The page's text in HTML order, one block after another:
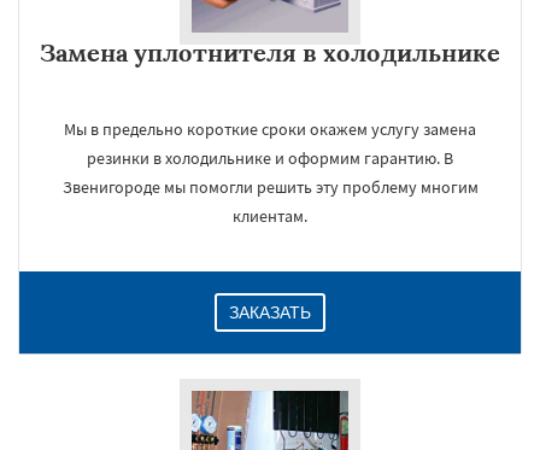
Замена уплотнителя в холодильнике
Мы в предельно короткие сроки окажем услугу замена
резинки в холодильнике и оформим гарантию. В
Звенигороде мы помогли решить эту проблему многим
клиентам.
ЗАКАЗАТЬ
Даю согласие на обработку персональных данных